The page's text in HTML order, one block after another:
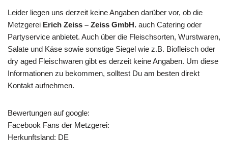
Leider liegen uns derzeit keine Angaben darüber vor, ob die
Metzgerei Erich Zeiss – Zeiss GmbH. auch Catering oder
Partyservice anbietet. Auch über die Fleischsorten, Wurstwaren,
Salate und Käse sowie sonstige Siegel wie z.B. Biofleisch oder
dry aged Fleischwaren gibt es derzeit keine Angaben. Um diese
Informationen zu bekommen, solltest Du am besten direkt
Kontakt aufnehmen.
Bewertungen auf google:
Facebook Fans der Metzgerei:
Herkunftsland: DE